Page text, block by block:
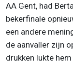
AA Gent, had
bekerfinale
een andere
de aanvaller zijn
drukken lukte